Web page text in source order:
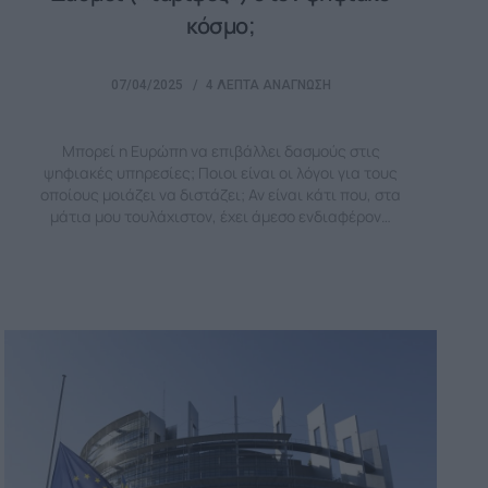
κόσμο;
07/04/2025 4 ΛΕΠΤΆ ΑΝΆΓΝΩΣΗ
Μπορεί η Ευρώπη να επιβάλλει δασμούς στις
ψηφιακές υπηρεσίες; Ποιοι είναι οι λόγοι για τους
οποίους μοιάζει να διστάζει; Αν είναι κάτι που, στα
μάτια μου τουλάχιστον, έχει άμεσο ενδιαφέρον…